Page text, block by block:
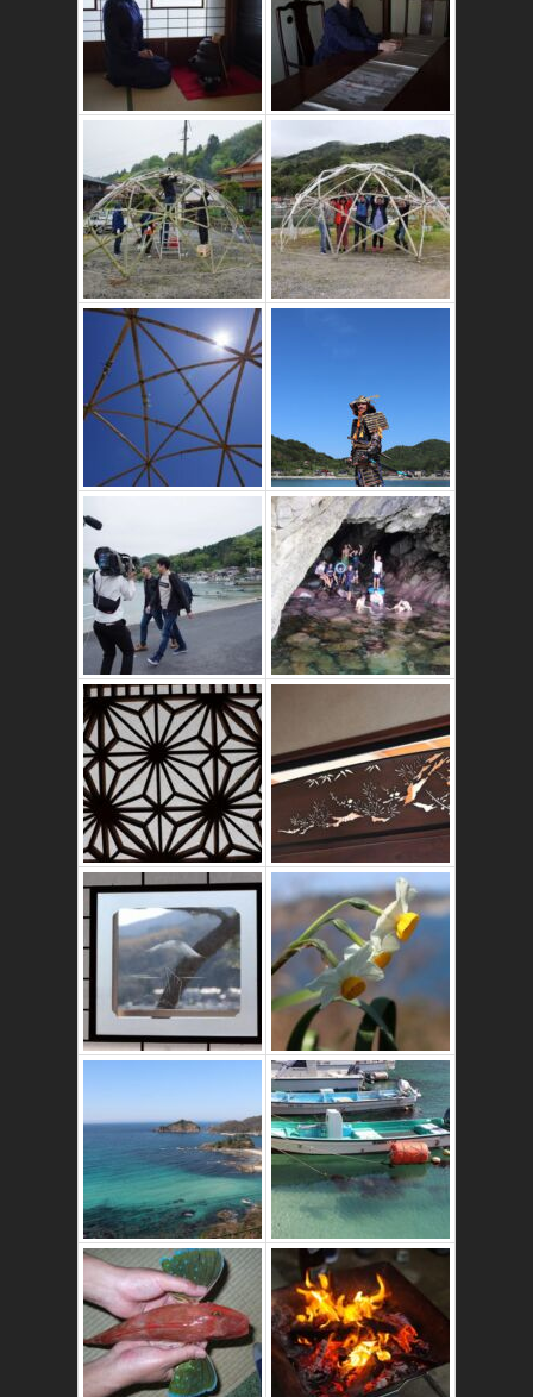
かたゑ庵築100年
の古民家
竹ドームのワーク
ショップ